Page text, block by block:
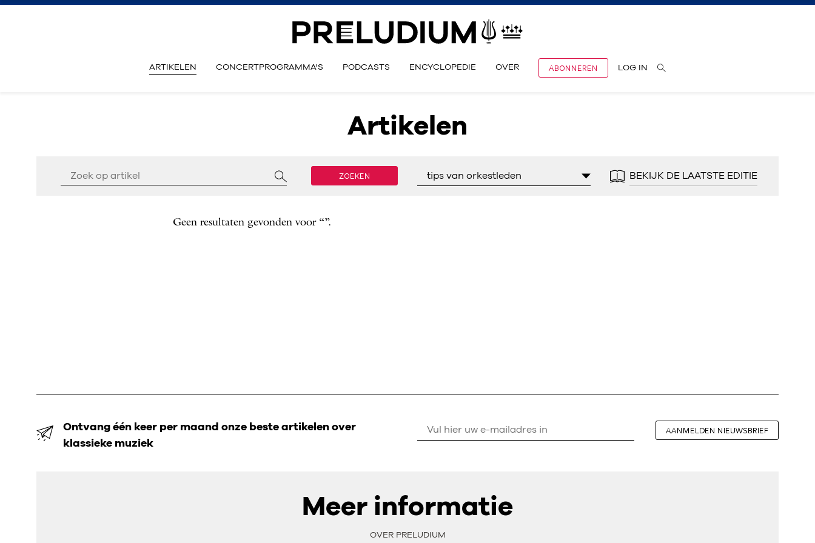
ARTIKELEN CONCERTPROGRAMMA'S PODCASTS ENCYCLOPEDIE OVER ABONNEREN LOG IN
Artikelen
ZOEKEN tips van orkestleden BEKIJK DE LAATSTE EDITIE
Geen resultaten gevonden voor “”.
Ontvang één keer per maand onze beste artikelen over
klassieke muziek
AANMELDEN NIEUWSBRIEF
Meer informatie
OVER PRELUDIUM